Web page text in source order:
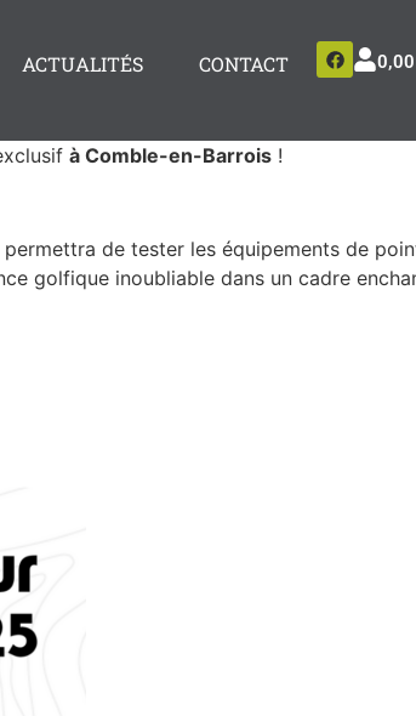
ACTUALITÉS CONTACT 0,00
à Comble-en-Barrois !
de tester les équipements de
golfique inoubliable dans un cadre